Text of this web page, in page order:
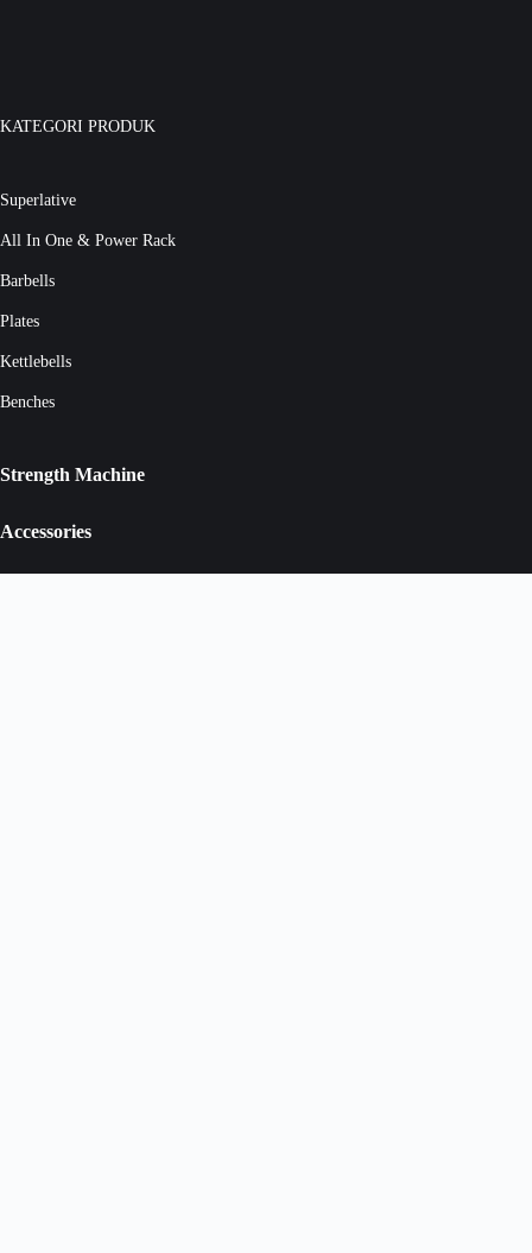
KATEGORI PRODUK
Superlative
All In One & Power Rack
Barbells
Plates
Kettlebells
Benches
Strength Machine
Accessories